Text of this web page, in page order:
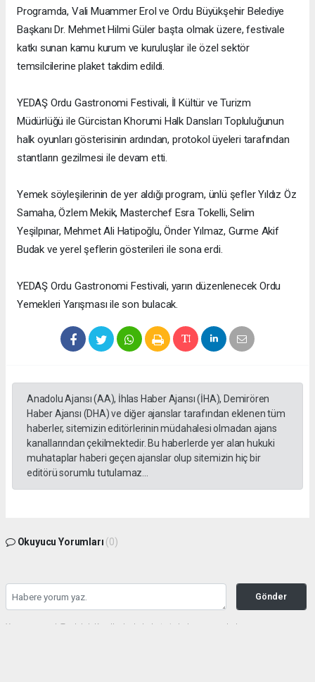
Programda, Vali Muammer Erol ve Ordu Büyükşehir Belediye
Başkanı Dr. Mehmet Hilmi Güler başta olmak üzere, festivale
katkı sunan kamu kurum ve kuruluşlar ile özel sektör
temsilcilerine plaket takdim edildi.
YEDAŞ Ordu Gastronomi Festivali, İl Kültür ve Turizm
Müdürlüğü ile Gürcistan Khorumi Halk Dansları Topluluğunun
halk oyunları gösterisinin ardından, protokol üyeleri tarafından
stantların gezilmesi ile devam etti.
Yemek söyleşilerinin de yer aldığı program, ünlü şefler Yıldız Öz
Samaha, Özlem Mekik, Masterchef Esra Tokelli, Selim
Yeşilpınar, Mehmet Ali Hatipoğlu, Önder Yılmaz, Gurme Akif
Budak ve yerel şeflerin gösterileri ile sona erdi.
YEDAŞ Ordu Gastronomi Festivali, yarın düzenlenecek Ordu
Yemekleri Yarışması ile son bulacak.
Anadolu Ajansı (AA), İhlas Haber Ajansı (İHA), Demirören
Haber Ajansı (DHA) ve diğer ajanslar tarafından eklenen tüm
haberler, sitemizin editörlerinin müdahalesi olmadan ajans
kanallarından çekilmektedir. Bu haberlerde yer alan hukuki
muhataplar haberi geçen ajanslar olup sitemizin hiç bir
editörü sorumlu tutulamaz...
Okuyucu Yorumları (0)
Gönder
Yorum yazarak Topluluk Kuralları’nı kabul etmiş bulunuyor ve haberunye.com